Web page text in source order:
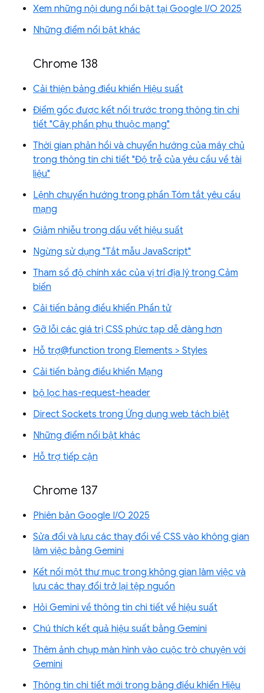
Xem những nội dung nổi bật tại Google I/O 2025
Những điểm nổi bật khác
Chrome 138
Cải thiện bảng điều khiển Hiệu suất
Điểm gốc được kết nối trước trong thông tin chi
tiết "Cây phần phụ thuộc mạng"
Thời gian phản hồi và chuyển hướng của máy chủ
trong thông tin chi tiết "Độ trễ của yêu cầu về tài
liệu"
Lệnh chuyển hướng trong phần Tóm tắt yêu cầu
mạng
Giảm nhiễu trong dấu vết hiệu suất
Ngừng sử dụng "Tắt mẫu JavaScript"
Tham số độ chính xác của vị trí địa lý trong Cảm
biến
Cải tiến bảng điều khiển Phần tử
Gỡ lỗi các giá trị CSS phức tạp dễ dàng hơn
Hỗ trợ@function trong Elements > Styles
Cải tiến bảng điều khiển Mạng
bộ lọc has-request-header
Direct Sockets trong Ứng dụng web tách biệt
Những điểm nổi bật khác
Hỗ trợ tiếp cận
Chrome 137
Phiên bản Google I/O 2025
Sửa đổi và lưu các thay đổi về CSS vào không gian
làm việc bằng Gemini
Kết nối một thư mục trong không gian làm việc và
lưu các thay đổi trở lại tệp nguồn
Hỏi Gemini về thông tin chi tiết về hiệu suất
Chú thích kết quả hiệu suất bằng Gemini
Thêm ảnh chụp màn hình vào cuộc trò chuyện với
Gemini
Thông tin chi tiết mới trong bảng điều khiển Hiệu